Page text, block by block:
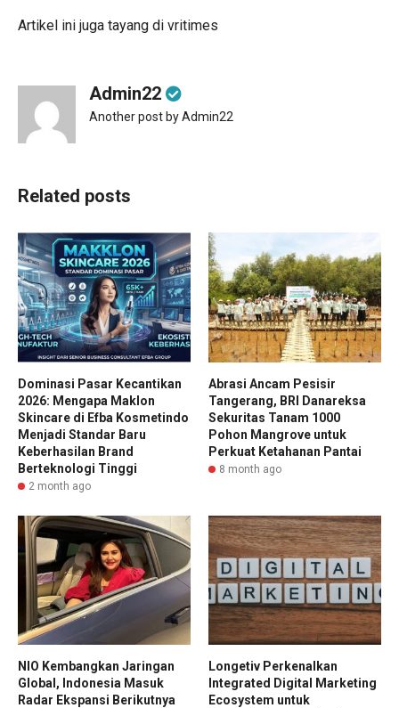
Artikel ini juga tayang di vritimes
Admin22
Another post by Admin22
Related posts
Dominasi Pasar Kecantikan
2026: Mengapa Maklon
Skincare di Efba Kosmetindo
Menjadi Standar Baru
Keberhasilan Brand
Berteknologi Tinggi
2 month ago
Abrasi Ancam Pesisir
Tangerang, BRI Danareksa
Sekuritas Tanam 1000
Pohon Mangrove untuk
Perkuat Ketahanan Pantai
8 month ago
NIO Kembangkan Jaringan
Global, Indonesia Masuk
Radar Ekspansi Berikutnya
Longetiv Perkenalkan
Integrated Digital Marketing
Ecosystem untuk